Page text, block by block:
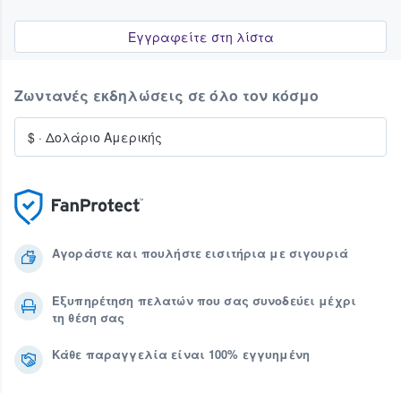
Εγγραφείτε στη λίστα
Αγοράστε και πουλήστε εισιτήρια με σιγουριά
Εξυπηρέτηση πελατών που σας συνοδεύει μέχρι
τη θέση σας
Κάθε παραγγελία είναι 100% εγγυημένη
Ζωντανές εκδηλώσεις σε όλο τον κόσμο
$ · Δολάριο Αμερικής